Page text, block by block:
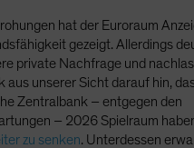
hat der Euroraum
gezeigt. Allerdings
private Nachfrage und
aus unserer Sicht darauf hin,
Zentralbank – entgegen den
– 2026 Spielraum
zu senken. Unterdessen